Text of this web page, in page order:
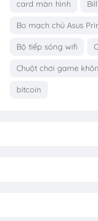
card màn hình
Bo mạch chủ Asus
Bộ tiếp sóng wifi
Chuột chơi game
bitcoin